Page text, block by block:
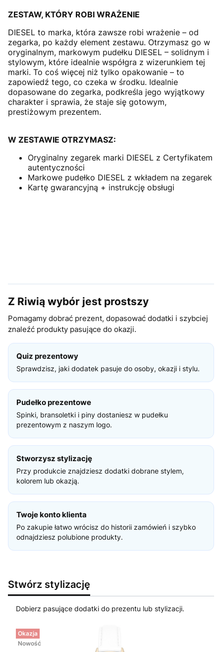
ZESTAW, KTÓRY ROBI WRAŻENIE
DIESEL to marka, która zawsze robi wrażenie – od
zegarka, po każdy element zestawu. Otrzymasz go w
oryginalnym, markowym pudełku DIESEL – solidnym i
stylowym, które idealnie współgra z wizerunkiem tej
marki. To coś więcej niż tylko opakowanie – to
zapowiedź tego, co czeka w środku. Idealnie
dopasowane do zegarka, podkreśla jego wyjątkowy
charakter i sprawia, że staje się gotowym,
prestiżowym prezentem.
W ZESTAWIE OTRZYMASZ:
Oryginalny zegarek marki DIESEL z Certyfikatem
autentyczności
Markowe pudełko DIESEL z wkładem na zegarek
Kartę gwarancyjną + instrukcję obsługi
Z Riwią wybór jest prostszy
Pomagamy dobrać prezent, dopasować dodatki i szybciej
znaleźć produkty pasujące do okazji.
Quiz prezentowy
Sprawdzisz, jaki dodatek pasuje do osoby, okazji i stylu.
Pudełko prezentowe
Spinki, bransoletki i piny dostaniesz w pudełku
prezentowym z naszym logo.
Stworzysz stylizację
Przy produkcie znajdziesz dodatki dobrane stylem,
kolorem lub okazją.
Twoje konto klienta
Po zakupie łatwo wrócisz do historii zamówień i szybko
odnajdziesz polubione produkty.
Stwórz stylizację
Dobierz pasujące dodatki do prezentu lub stylizacji.
Okazja
Nowość